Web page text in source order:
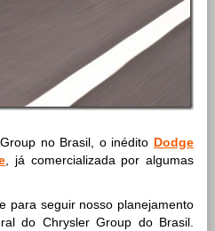
no Brasil, o inédito Dodge
, já comercializada por algumas
para seguir nosso planejamento
do Chrysler Group do Brasil.